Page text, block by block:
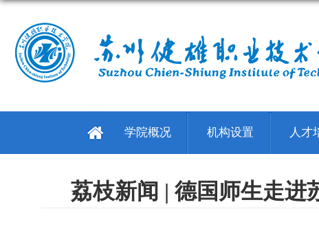
学院概况 机构设置 人才
荔枝新闻 | 德国师生走进